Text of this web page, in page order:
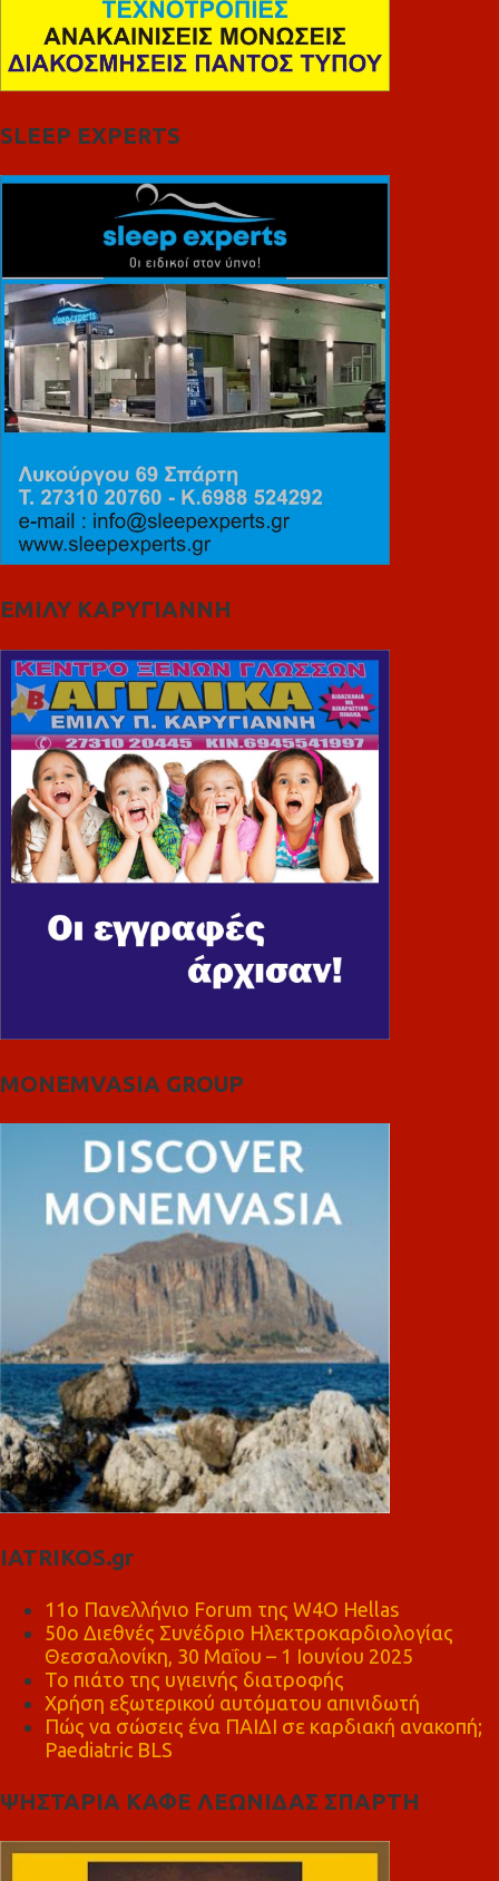
SLEEP EXPERTS
ΕΜΙΛΥ ΚΑΡΥΓΙΑΝΝΗ
MONEMVASIA GROUP
IATRIKOS.gr
11ο Πανελλήνιο Forum της W4O Hellas
50ο Διεθνές Συνέδριο Ηλεκτροκαρδιολογίας
Θεσσαλονίκη, 30 Μαΐου – 1 Ιουνίου 2025
Το πιάτο της υγιεινής διατροφής
Χρήση εξωτερικού αυτόματου απινιδωτή
Πώς να σώσεις ένα ΠΑΙΔΙ σε καρδιακή ανακοπή;
Paediatric BLS
ΨΗΣΤΑΡΙΑ ΚΑΦΕ ΛΕΩΝΙΔΑΣ ΣΠΑΡΤΗ